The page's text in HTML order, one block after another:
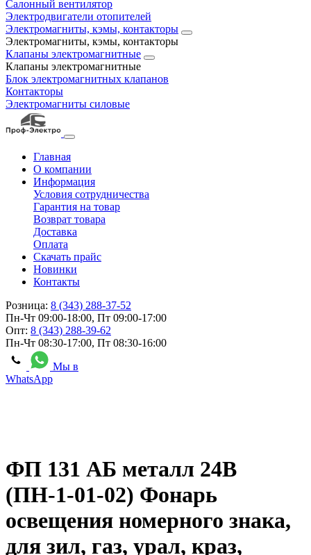
Салонный вентилятор
Электродвигатели отопителей
Электромагниты, кэмы, контакторы
Электромагниты, кэмы, контакторы
Клапаны электромагнитные
Клапаны электромагнитные
Блок электромагнитных клапанов
Контакторы
Электромагниты силовые
Главная
О компании
Информация
Условия сотрудничества
Гарантия на товар
Возврат товара
Доставка
Оплата
Скачать прайс
Новинки
Контакты
Розница: 8 (343) 288-37-52
Пн-Чт 09:00-18:00, Пт 09:00-17:00
Опт: 8 (343) 288-39-62
Пн-Чт 08:30-17:00, Пт 08:30-16:00
Мы в
WhatsApp
ФП 131 АБ металл 24В
(ПН-1-01-02) Фонарь
освещения номерного знака,
для зил, газ, урал, краз,